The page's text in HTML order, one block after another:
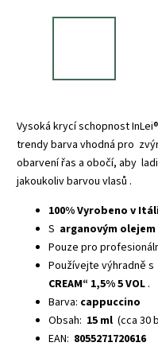
Vysoká krycí schopnost
trendy barva vhodná pro
obarvení řas a obočí, aby
jakoukoliv barvou vlasů .
100% Vyrobeno v
S arganovým olejem
Pouze pro
Používejte výhradně
CREAM“ 1,5% 5 VOL .
Barva: cappuccino
Obsah: 15 ml (cca 30
EAN: 8055271720616